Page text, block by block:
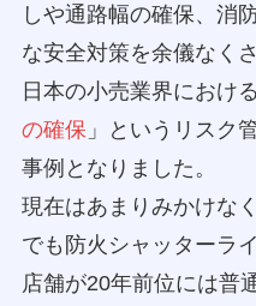
しや通路幅の確保、消
な安全対策を余儀なく
日本の小売業界におけ
の確保 」というリスク
事例となりました。
現在はあまりみかけな
でも防火シャッターラ
店舗が20年前位には普